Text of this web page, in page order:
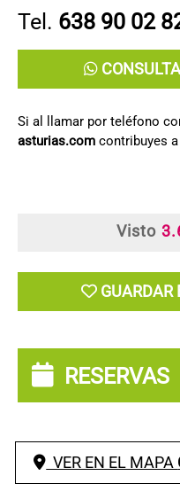
Tel. 638 90 02
Si al llamar por teléfono
asturias.com contribuyes
Visto
GUARDAR
RESERVAS
VER EN EL MAPA